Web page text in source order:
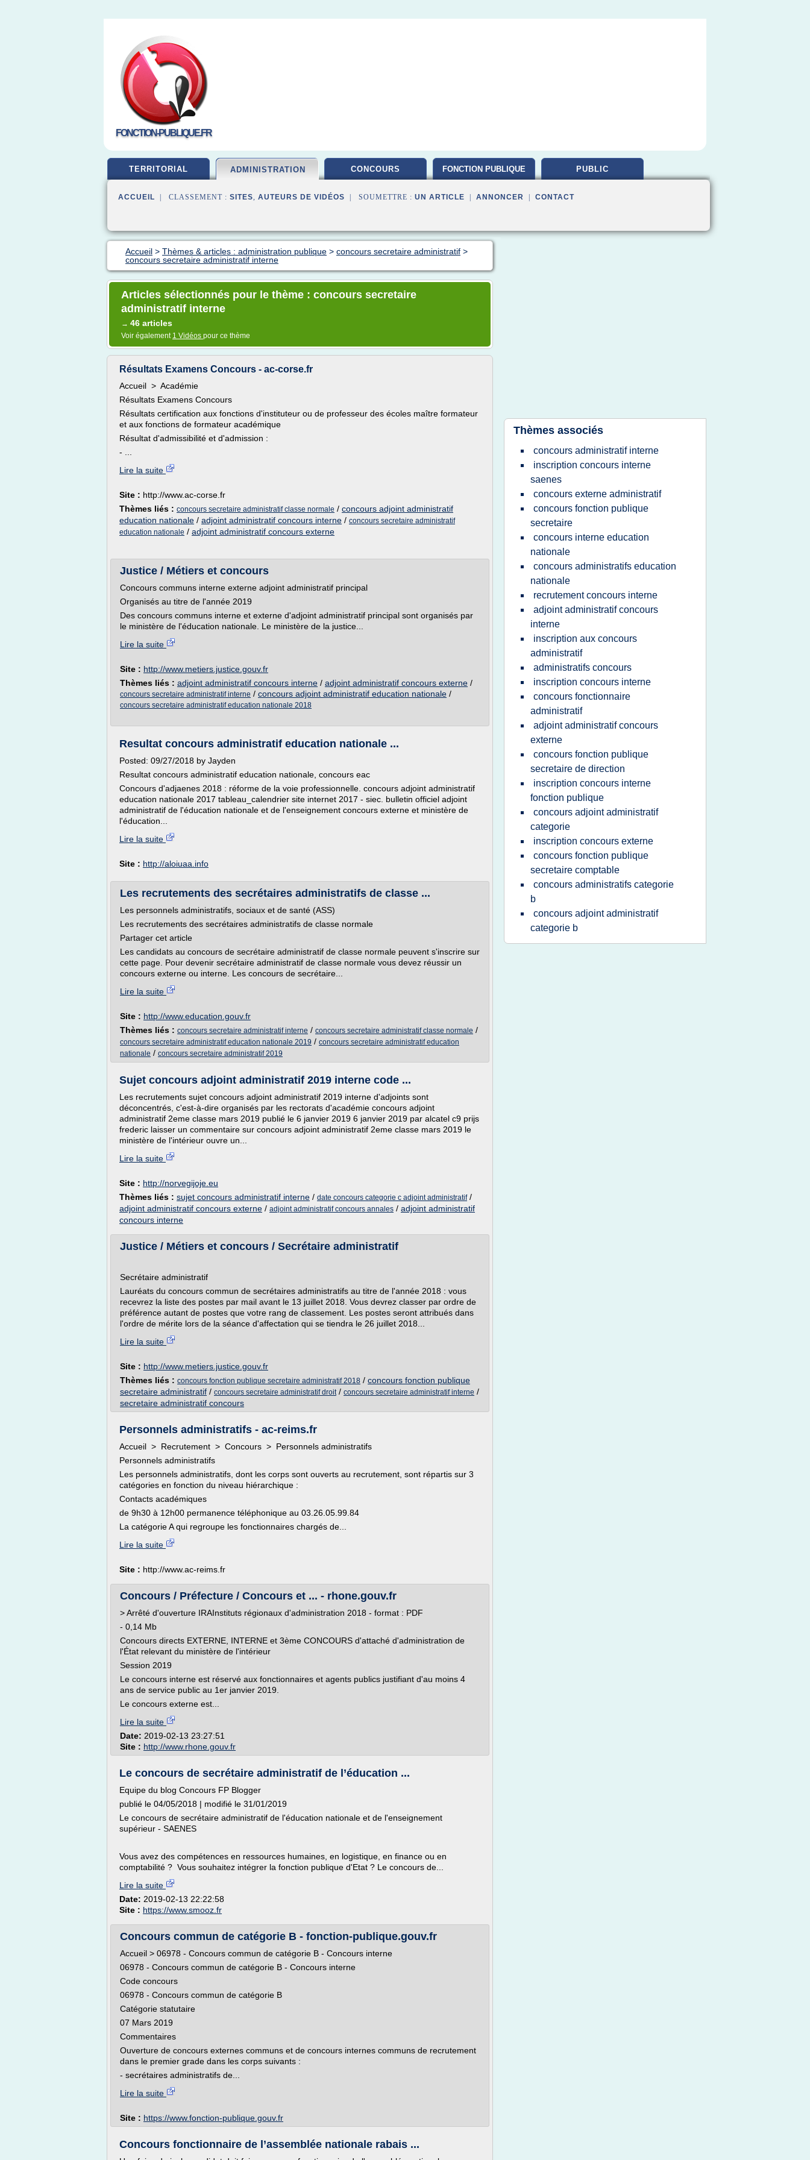
FONCTION-PUBLIQUE.FR
TERRITORIAL ADMINISTRATION CONCOURS FONCTION PUBLIQUE PUBLIC
ACCUEIL | CLASSEMENT : SITES, AUTEURS DE VIDÉOS | SOUMETTRE : UN ARTICLE ANNONCER CONTACT
Accueil > Thèmes & articles : administration publique > concours secretaire administratif >
concours secretaire administratif interne
Articles sélectionnés pour le thème : concours secretaire
administratif interne
→ 46 articles
Voir également 1 Vidéos pour ce thème
Résultats Examens Concours - ac-corse.fr
Accueil > Académie
Résultats Examens Concours
Résultats certification aux fonctions d'instituteur ou de professeur des écoles maître formateur
et aux fonctions de formateur académique
Résultat d'admissibilité et d'admission :
- ...
Lire la suite
Site : http://www.ac-corse.fr
Thèmes liés : concours secretaire administratif classe normale / concours adjoint administratif
education nationale / adjoint administratif concours interne / concours secretaire administratif
education nationale / adjoint administratif concours externe
Justice / Métiers et concours
Concours communs interne externe adjoint administratif principal
Organisés au titre de l'année 2019
Des concours communs interne et externe d'adjoint administratif principal sont organisés par
le ministère de l'éducation nationale. Le ministère de la justice...
Lire la suite
Site : http://www.metiers.justice.gouv.fr
Thèmes liés : adjoint administratif concours interne / adjoint administratif concours externe /
concours secretaire administratif interne / concours adjoint administratif education nationale /
concours secretaire administratif education nationale 2018
Resultat concours administratif education nationale ...
Posted: 09/27/2018 by Jayden
Resultat concours administratif education nationale, concours eac
Concours d'adjaenes 2018 : réforme de la voie professionnelle. concours adjoint administratif
education nationale 2017 tableau_calendrier site internet 2017 - siec. bulletin officiel adjoint
administratif de l'éducation nationale et de l'enseignement concours externe et ministère de
l'éducation...
Lire la suite
Site : http://aloiuaa.info
Les recrutements des secrétaires administratifs de classe ...
Les personnels administratifs, sociaux et de santé (ASS)
Les recrutements des secrétaires administratifs de classe normale
Partager cet article
Les candidats au concours de secrétaire administratif de classe normale peuvent s'inscrire sur
cette page. Pour devenir secrétaire administratif de classe normale vous devez réussir un
concours externe ou interne. Les concours de secrétaire...
Lire la suite
Site : http://www.education.gouv.fr
Thèmes liés : concours secretaire administratif interne / concours secretaire administratif classe normale /
concours secretaire administratif education nationale 2019 / concours secretaire administratif education
nationale / concours secretaire administratif 2019
Sujet concours adjoint administratif 2019 interne code ...
Les recrutements sujet concours adjoint administratif 2019 interne d'adjoints sont
déconcentrés, c'est-à-dire organisés par les rectorats d'académie concours adjoint
administratif 2eme classe mars 2019 publié le 6 janvier 2019 6 janvier 2019 par alcatel c9 prijs
frederic laisser un commentaire sur concours adjoint administratif 2eme classe mars 2019 le
ministère de l'intérieur ouvre un...
Lire la suite
Site : http://norvegijoje.eu
Thèmes liés : sujet concours administratif interne / date concours categorie c adjoint administratif/
adjoint administratif concours externe / adjoint administratif concours annales / adjoint administratif
concours interne
Justice / Métiers et concours / Secrétaire administratif
Secrétaire administratif
Lauréats du concours commun de secrétaires administratifs au titre de l'année 2018 : vous
recevrez la liste des postes par mail avant le 13 juillet 2018. Vous devrez classer par ordre de
préférence autant de postes que votre rang de classement. Les postes seront attribués dans
l'ordre de mérite lors de la séance d'affectation qui se tiendra le 26 juillet 2018...
Lire la suite
Site : http://www.metiers.justice.gouv.fr
Thèmes liés : concours fonction publique secretaire administratif 2018 / concours fonction publique
secretaire administratif / concours secretaire administratif droit/ concours secretaire administratif interne /
secretaire administratif concours
Personnels administratifs - ac-reims.fr
Accueil > Recrutement > Concours > Personnels administratifs
Personnels administratifs
Les personnels administratifs, dont les corps sont ouverts au recrutement, sont répartis sur 3
catégories en fonction du niveau hiérarchique :
Contacts académiques
de 9h30 à 12h00 permanence téléphonique au 03.26.05.99.84
La catégorie A qui regroupe les fonctionnaires chargés de...
Lire la suite
Site : http://www.ac-reims.fr
Concours / Préfecture / Concours et ... - rhone.gouv.fr
> Arrêté d'ouverture IRAInstituts régionaux d'administration 2018 - format : PDF
- 0,14 Mb
Concours directs EXTERNE, INTERNE et 3ème CONCOURS d'attaché d'administration de
l'État relevant du ministère de l'intérieur
Session 2019
Le concours interne est réservé aux fonctionnaires et agents publics justifiant d'au moins 4
ans de service public au 1er janvier 2019.
Le concours externe est...
Lire la suite
Date: 2019-02-13 23:27:51
Site : http://www.rhone.gouv.fr
Le concours de secrétaire administratif de l’éducation ...
Equipe du blog Concours FP Blogger
publié le 04/05/2018 | modifié le 31/01/2019
Le concours de secrétaire administratif de l'éducation nationale et de l'enseignement
supérieur - SAENES
Vous avez des compétences en ressources humaines, en logistique, en finance ou en
comptabilité ? Vous souhaitez intégrer la fonction publique d'Etat ? Le concours de...
Lire la suite
Date: 2019-02-13 22:22:58
Site : https://www.smooz.fr
Concours commun de catégorie B - fonction-publique.gouv.fr
Accueil > 06978 - Concours commun de catégorie B - Concours interne
06978 - Concours commun de catégorie B - Concours interne
Code concours
06978 - Concours commun de catégorie B
Catégorie statutaire
07 Mars 2019
Commentaires
Ouverture de concours externes communs et de concours internes communs de recrutement
dans le premier grade dans les corps suivants :
- secrétaires administratifs de...
Lire la suite
Site : https://www.fonction-publique.gouv.fr
Concours fonctionnaire de l’assemblée nationale rabais ...
Thèmes associés
concours administratif interne
inscription concours interne
saenes
concours externe administratif
concours fonction publique
secretaire
concours interne education
nationale
concours administratifs education
nationale
recrutement concours interne
adjoint administratif concours
interne
inscription aux concours
administratif
administratifs concours
inscription concours interne
concours fonctionnaire
administratif
adjoint administratif concours
externe
concours fonction publique
secretaire de direction
inscription concours interne
fonction publique
concours adjoint administratif
categorie
inscription concours externe
concours fonction publique
secretaire comptable
concours administratifs categorie
b
concours adjoint administratif
categorie b